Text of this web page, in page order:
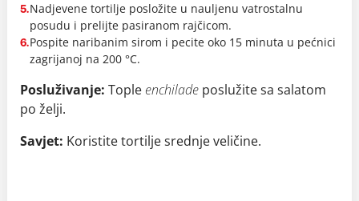
5.Nadjevene tortilje posložite u nauljenu vatrostalnu
posudu i prelijte pasiranom rajčicom.
6.Pospite naribanim sirom i pecite oko 15 minuta u pećnici
zagrijanoj na 200 °C.
Posluživanje: Tople enchilade poslužite sa salatom
po želji.
Savjet: Koristite tortilje srednje veličine.